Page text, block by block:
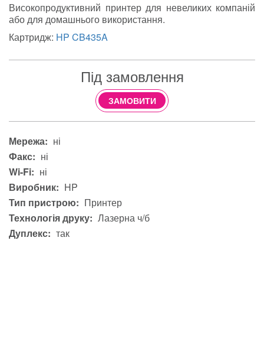
Високопродуктивний принтер для невеликих компаній
або для домашнього використання.
Картридж: HP CB435A
Під замовлення
ЗАМОВИТИ
Мережа: ні
Факс: ні
Wi-Fi: ні
Виробник: HP
Тип пристрою: Принтер
Технологія друку: Лазерна ч/б
Дуплекс: так